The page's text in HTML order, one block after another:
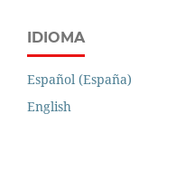
IDIOMA
Español (España)
English